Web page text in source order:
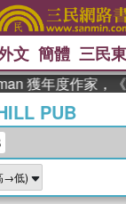
熱搜： 東野圭吾
父親節 、 如果歷
念華 、 台灣的李
孩：黎曼猜想
文 簡體 三民
度作家，《史坎
PUB